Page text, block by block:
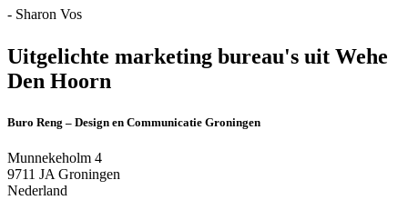
- Sharon Vos
Uitgelichte marketing bureau's uit Wehe
Den Hoorn
Buro Reng – Design en Communicatie Groningen
Munnekeholm 4
9711 JA Groningen
Nederland